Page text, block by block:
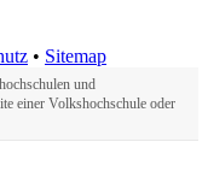
• Sitemap
und
einer Volkshochschule oder